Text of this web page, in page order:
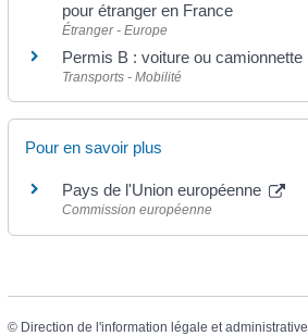
pour étranger en France
Étranger - Europe
Permis B : voiture ou camionnette
Transports - Mobilité
Pour en savoir plus
Pays de l'Union européenne
Commission européenne
© Direction de l'information légale et administrative